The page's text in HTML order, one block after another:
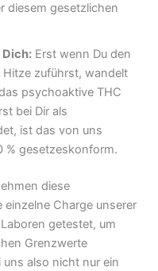
diesem gesetzlichen
Dich:Erst wenn Du den
zuführst, wandelt
psychoaktive THC
bei Dir als
ist das von uns
% gesetzeskonform.
diese
Charge unserer
getestet, um
Grenzwerte
also nicht nur ein